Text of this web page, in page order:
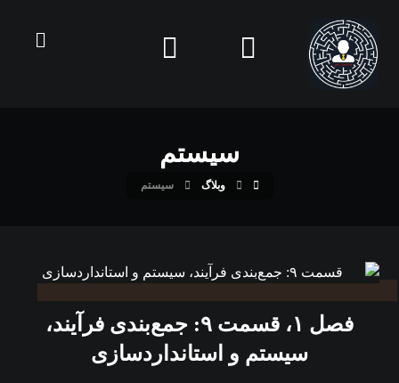
سیستم
وبلاگ سیستم
فصل ۱، قسمت ۹: جمع‌بندی فرآیند،
سیستم و استانداردسازی